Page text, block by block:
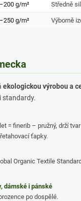
g/m² Středně
g/m² Výborně
ekologickou výrobou a
standardy.
= finerib – pružný, drží
ťapky.
Organic Textile
dámské i pánské
po dospělé.